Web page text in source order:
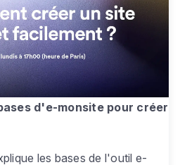
entièrement le
un site web sur-mesure,
sans limite pour
activité, votre passion
site dynamique
d'e-monsite pour créer
les bases de l'outil e-